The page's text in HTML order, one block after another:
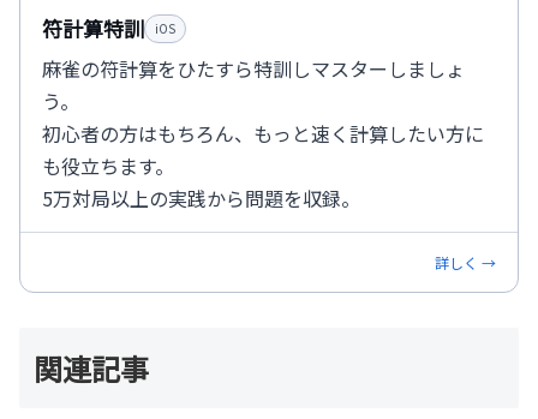
符計算特訓 iOS
麻雀の符計算をひたすら特訓しマスターしましょ
う。
初心者の方はもちろん、もっと速く計算したい方に
も役立ちます。
5万対局以上の実践から問題を収録。
詳しく →
関連記事